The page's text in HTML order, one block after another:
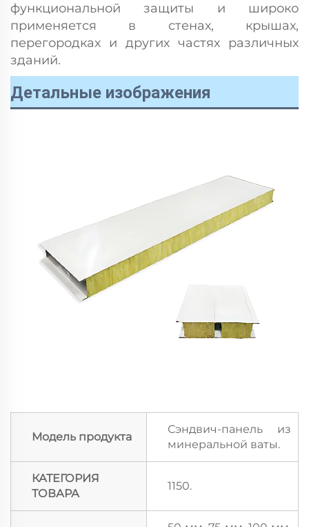
функциональной защиты и широко
применяется в стенах, крышах,
перегородках и других частях различных
зданий.
Детальные изображения
Модель продукта
Сэндвич-панель из
минеральной ваты.
КАТЕГОРИЯ
ТОВАРА
1150.